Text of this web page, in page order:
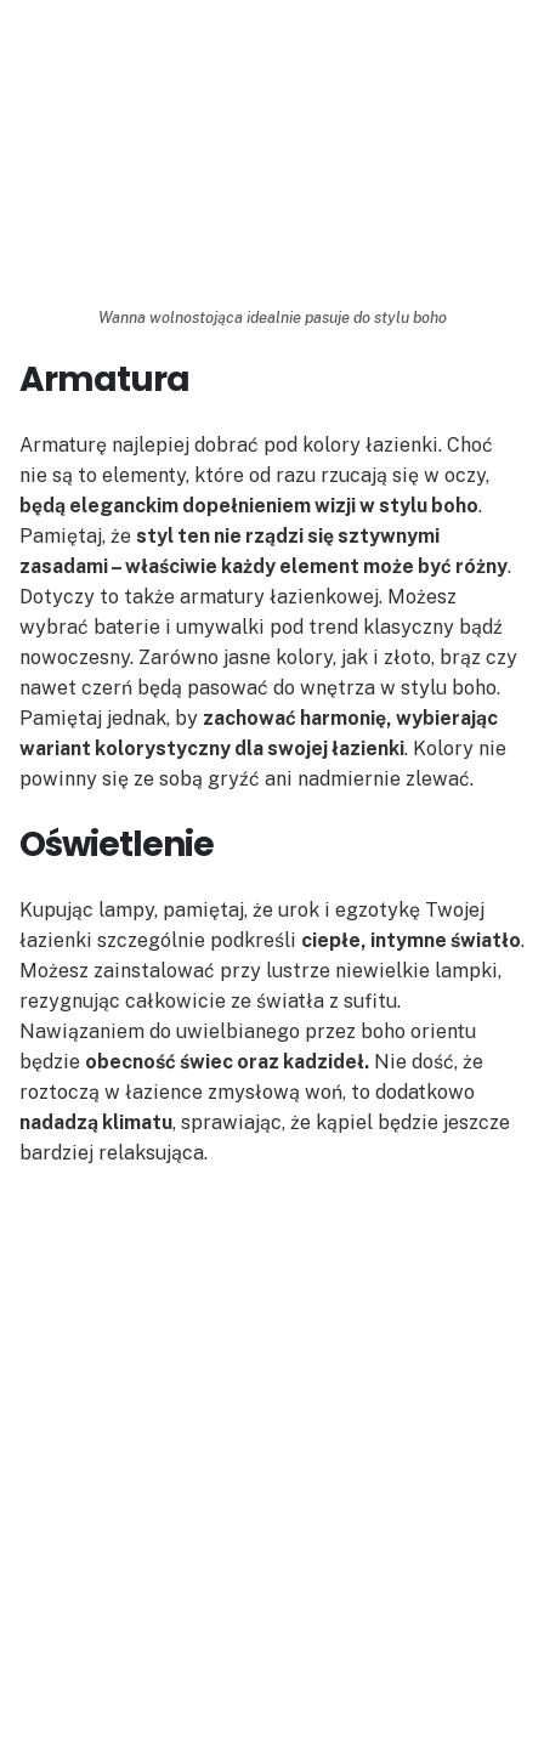
Wanna wolnostojąca idealnie pasuje do stylu boho
Armatura
Armaturę najlepiej dobrać pod kolory łazienki. Choć
nie są to elementy, które od razu rzucają się w oczy,
będą eleganckim dopełnieniem wizji w stylu boho.
Pamiętaj, że styl ten nie rządzi się sztywnymi
zasadami – właściwie każdy element może być różny.
Dotyczy to także armatury łazienkowej. Możesz
wybrać baterie i umywalki pod trend klasyczny bądź
nowoczesny. Zarówno jasne kolory, jak i złoto, brąz czy
nawet czerń będą pasować do wnętrza w stylu boho.
Pamiętaj jednak, by zachować harmonię, wybierając
wariant kolorystyczny dla swojej łazienki. Kolory nie
powinny się ze sobą gryźć ani nadmiernie zlewać.
Oświetlenie
Kupując lampy, pamiętaj, że urok i egzotykę Twojej
łazienki szczególnie podkreśli ciepłe, intymne światło.
Możesz zainstalować przy lustrze niewielkie lampki,
rezygnując całkowicie ze światła z sufitu.
Nawiązaniem do uwielbianego przez boho orientu
będzie obecność świec oraz kadzideł. Nie dość, że
roztoczą w łazience zmysłową woń, to dodatkowo
nadadzą klimatu, sprawiając, że kąpiel będzie jeszcze
bardziej relaksująca.